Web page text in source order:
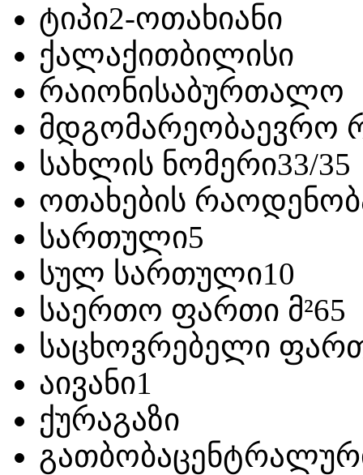
ტიპი2-ოთახიანი
ქალაქითბილისი
რაიონისაბურთალო
მდგომარეობაევრო
სახლის ნომერი33/35
ოთახების
სართული5
სულ სართული10
საერთო ფართი მ²65
საცხოვრებელი
აივანი1
ქურაგაზი
გათბობა